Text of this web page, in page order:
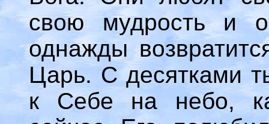
свою мудрость и
однажды
Царь. С десятками
к Себе на небо,